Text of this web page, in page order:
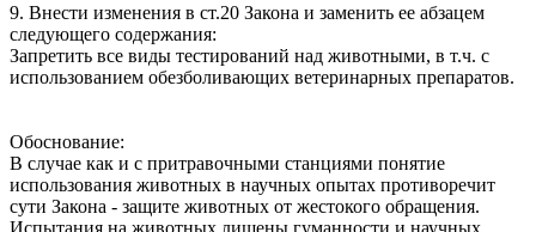
9. Внести изменения в ст.20 Закона и заменить ее абзацем
следующего содержания:
Запретить все виды тестирований над животными, в т.ч. с
использованием обезболивающих ветеринарных препаратов.
Обоснование:
В случае как и с притравочными станциями понятие
использования животных в научных опытах противоречит
сути Закона - защите животных от жестокого обращения.
Испытания на животных лишены гуманности и научных